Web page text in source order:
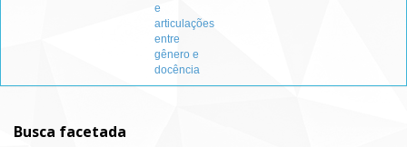
e
articulações
entre
gênero e
docência
Busca facetada